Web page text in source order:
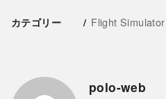
カテゴリー Flight Simulator
polo-web